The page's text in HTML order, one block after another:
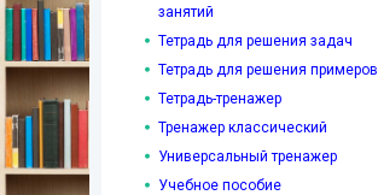
занятий
Тетрадь для решения задач
Тетрадь для решения примеров
Тетрадь-тренажер
Тренажер классический
Универсальный тренажер
Учебное пособие